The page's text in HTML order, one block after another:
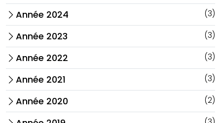
arrow_forward_ios Année 2024 (3)
arrow_forward_ios Année 2023 (3)
arrow_forward_ios Année 2022 (3)
arrow_forward_ios Année 2021 (3)
arrow_forward_ios Année 2020 (2)